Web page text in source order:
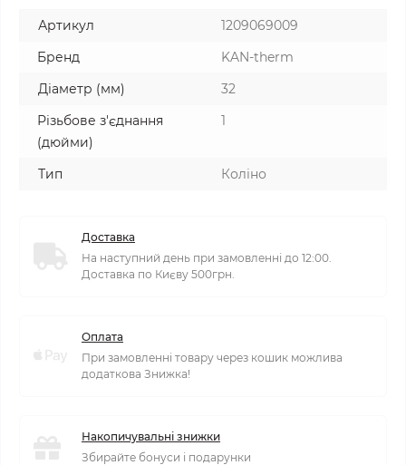
Артикул
1209069009
Бренд
KAN-therm
Діаметр (мм)
32
Різьбове з'єднання
(дюйми)
1
Тип Коліно
Доставка
На наступний день при замовленні до 12:00.
Доставка по Києву 500грн.
Оплата
При замовленні товару через кошик можлива
додаткова Знижка!
Накопичувальні знижки
Збирайте бонуси і подарунки